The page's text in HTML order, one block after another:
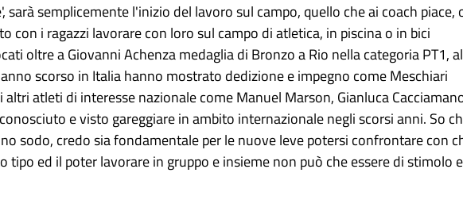
sarà semplicemente l'inizio del lavoro sul campo, quello che ai coach piace,
con i ragazzi lavorare con loro sul campo di atletica, in piscina o in bici
oltre a Giovanni Achenza medaglia di Bronzo a Rio nella categoria PT1,
scorso in Italia hanno mostrato dedizione e impegno come Meschiari
atleti di interesse nazionale come Manuel Marson, Gianluca
e visto gareggiare in ambito internazionale negli scorsi anni. So
sodo, credo sia fondamentale per le nuove leve potersi confrontare con
tipo ed il poter lavorare in gruppo e insieme non può che essere di stimolo